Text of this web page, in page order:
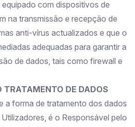
com dispositivos de
na transmissão e recepção de
anti-vírus actualizados e que o
adequadas para garantir a
de dados, tais como firewall e
TRATAMENTO DE DADOS
a forma de tratamento dos dados
é o Responsável pelo